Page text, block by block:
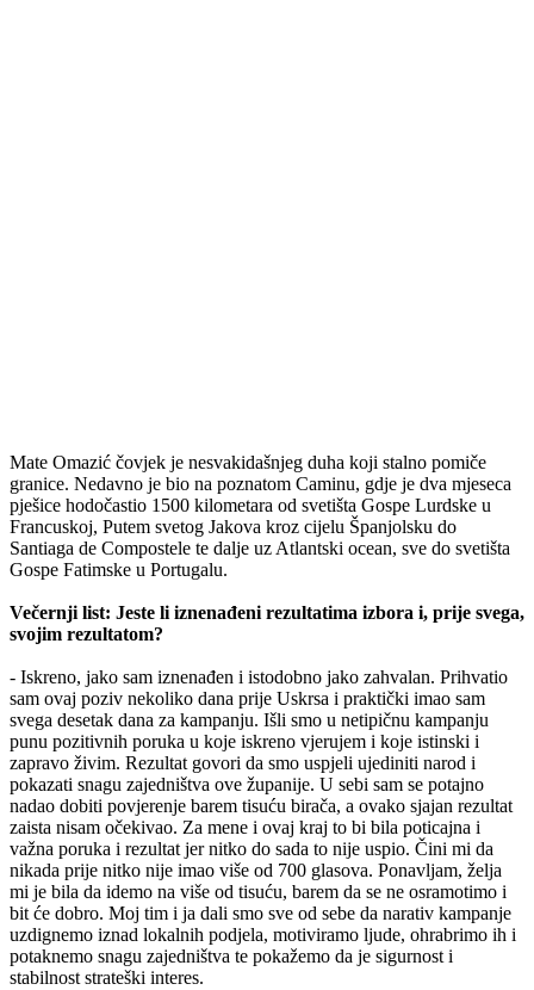
Mate Omazić čovjek je nesvakidašnjeg duha koji stalno pomiče
granice. Nedavno je bio na poznatom Caminu, gdje je dva mjeseca
pješice hodočastio 1500 kilometara od svetišta Gospe Lurdske u
Francuskoj, Putem svetog Jakova kroz cijelu Španjolsku do
Santiaga de Compostele te dalje uz Atlantski ocean, sve do svetišta
Gospe Fatimske u Portugalu.
Večernji list: Jeste li iznenađeni rezultatima izbora i, prije svega,
svojim rezultatom?
- Iskreno, jako sam iznenađen i istodobno jako zahvalan. Prihvatio
sam ovaj poziv nekoliko dana prije Uskrsa i praktički imao sam
svega desetak dana za kampanju. Išli smo u netipičnu kampanju
punu pozitivnih poruka u koje iskreno vjerujem i koje istinski i
zapravo živim. Rezultat govori da smo uspjeli ujediniti narod i
pokazati snagu zajedništva ove županije. U sebi sam se potajno
nadao dobiti povjerenje barem tisuću birača, a ovako sjajan rezultat
zaista nisam očekivao. Za mene i ovaj kraj to bi bila poticajna i
važna poruka i rezultat jer nitko do sada to nije uspio. Čini mi da
nikada prije nitko nije imao više od 700 glasova. Ponavljam, želja
mi je bila da idemo na više od tisuću, barem da se ne osramotimo i
bit će dobro. Moj tim i ja dali smo sve od sebe da narativ kampanje
uzdignemo iznad lokalnih podjela, motiviramo ljude, ohrabrimo ih i
potaknemo snagu zajedništva te pokažemo da je sigurnost i
stabilnost strateški interes.